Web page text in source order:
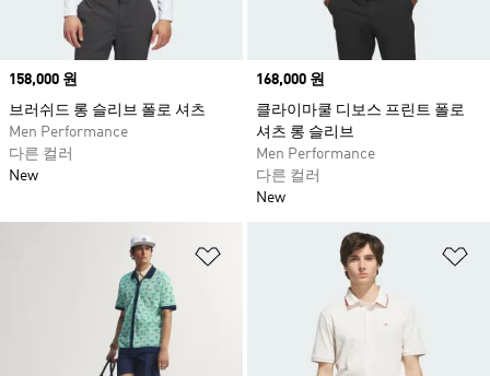
Price
158,000 원
브러쉬드 롱 슬리브 폴로 셔츠
Men Performance
다른 컬러
New
Price
168,000 원
클라이마쿨 디보스 프린트 폴로
셔츠 롱 슬리브
Men Performance
다른 컬러
New
위시리스트 담기